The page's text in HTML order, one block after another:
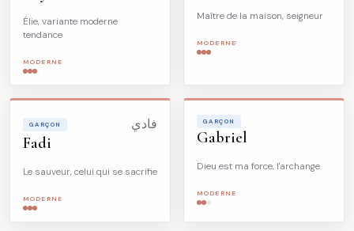
Élie, variante moderne
tendance
MODERNE
Maître de la maison, seigneur
MODERNE
GARÇON فادي
Fadi
Le sauveur, celui qui se sacrifie
MODERNE
GARÇON
Gabriel
Dieu est ma force, l'archange
MODERNE